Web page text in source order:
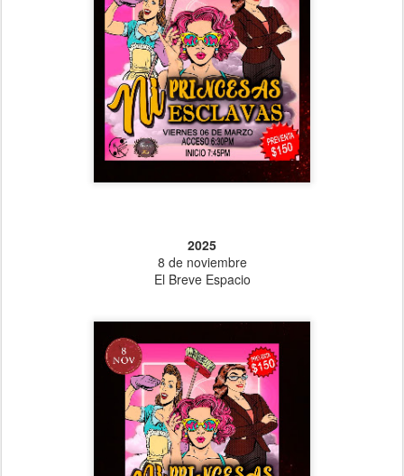
2025
8 de noviembre
El Breve Espacio